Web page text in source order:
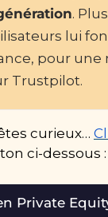
.
lui
pour une
Trustpilot.
curieux…
ci-dessous :
Private